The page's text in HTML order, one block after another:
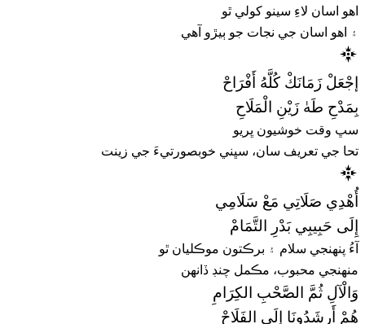
اهو اسان لاءِ سينو کولي ٿو
۽ اهو اسان جي نجات جو ٻيڙو آهي
إجْعَلْ زَمَانَكْ كُلَّهُ أَفْرَاحْ
بِمَدْحِ طَهٰ زَيْنِ الْمَلَاحِ
سڀ وقت خوشيون ڀريو
تحا جي تعريف سان، سڀني خوبصورتيءَ جي زينت
أُهْدِي صَلَاتِي مَعْ سَلَامِي
إِلَى حَبِيبِي بَدْرِ التَّمَامْ
آءُ پنهنجي سلام ۽ برڪتون موڪليان ٿو
منهنجي محبوب، مڪمل چنڊ ڏانهن
وَالْآلِ ثُمَّ الصَّحْبِ الكِرَامِ
هُمْ أَرشَدُونَا إِلَى الفَلَاحْ